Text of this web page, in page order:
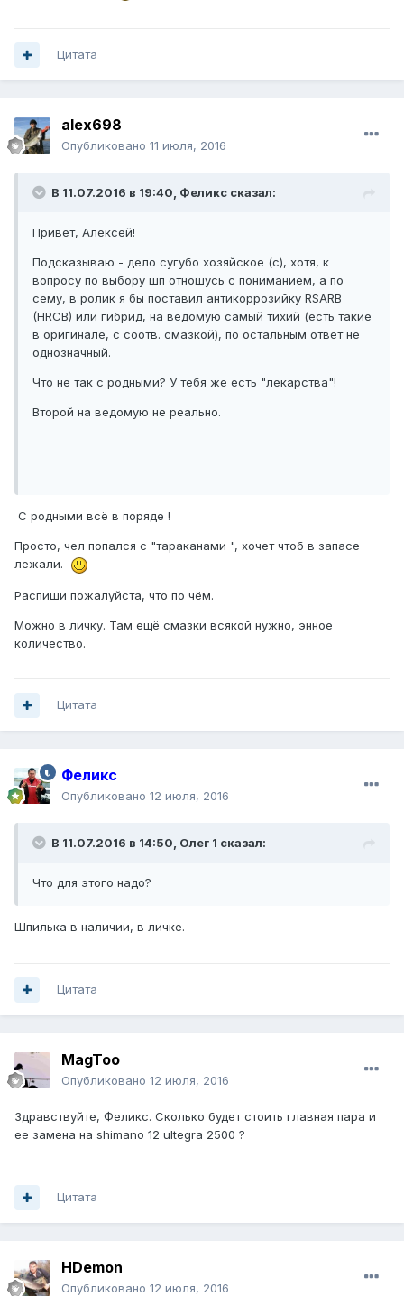
Цитата
alex698
Опубликовано 11 июля, 2016
В 11.07.2016 в 19:40, Феликс сказал:
Привет, Алексей!
Подсказываю - дело сугубо хозяйское (с), хотя, к
вопросу по выбору шп отношусь с пониманием, а по
сему, в ролик я бы поставил антикоррозийку RSARB
(HRCB) или гибрид, на ведомую самый тихий (есть такие
в оригинале, с соотв. смазкой), по остальным ответ не
однозначный.
Что не так с родными? У тебя же есть "лекарства"!
Второй на ведомую не реально.
С родными всё в поряде !
Просто, чел попался с "тараканами ", хочет чтоб в запасе
лежали.
Распиши пожалуйста, что по чём.
Можно в личку. Там ещё смазки всякой нужно, энное
количество.
Цитата
Феликс
Опубликовано 12 июля, 2016
В 11.07.2016 в 14:50, Олег 1 сказал:
Что для этого надо?
Шпилька в наличии, в личке.
Цитата
MagToo
Опубликовано 12 июля, 2016
Здравствуйте, Феликс. Сколько будет стоить главная пара и
ее замена на shimano 12 ultegra 2500 ?
Цитата
HDemon
Опубликовано 12 июля, 2016